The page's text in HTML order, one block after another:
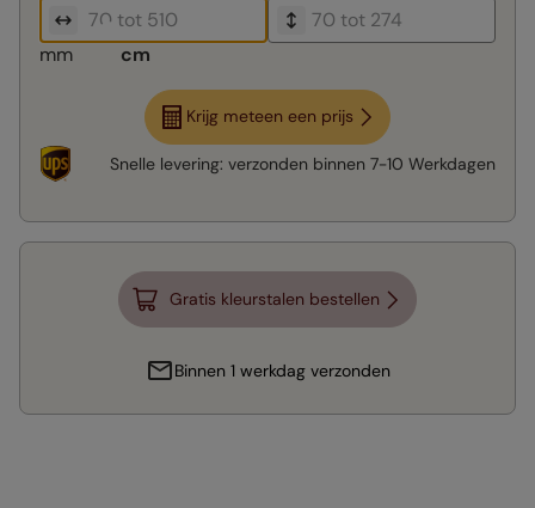
mm cm
Krijg meteen een prijs
Snelle levering: verzonden binnen 7-10 Werkdagen
Gratis kleurstalen bestellen
Binnen 1 werkdag verzonden